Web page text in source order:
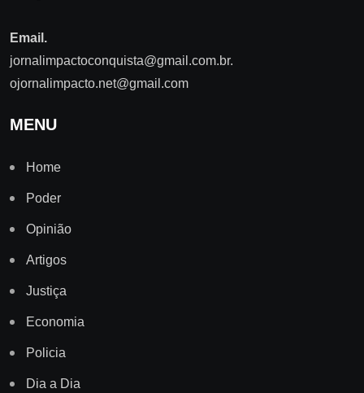
Email.
jornalimpactoconquista@gmail.com.br.
ojornalimpacto.net@gmail.com
MENU
Home
Poder
Opinião
Artigos
Justiça
Economia
Policia
Dia a Dia